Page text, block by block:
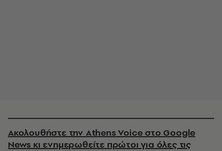
Ακολουθήστε την Athens Voice στο Google
News κι ενημερωθείτε πρώτοι για όλες τις